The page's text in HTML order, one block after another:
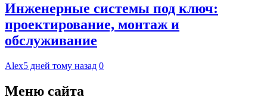
Инженерные системы под ключ:
проектирование, монтаж и
обслуживание
Alex5 дней тому назад 0
Меню сайта